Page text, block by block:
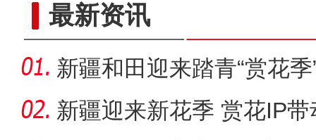
最新资讯
新疆和田迎来踏青“赏花季
新疆迎来新花季 赏花IP